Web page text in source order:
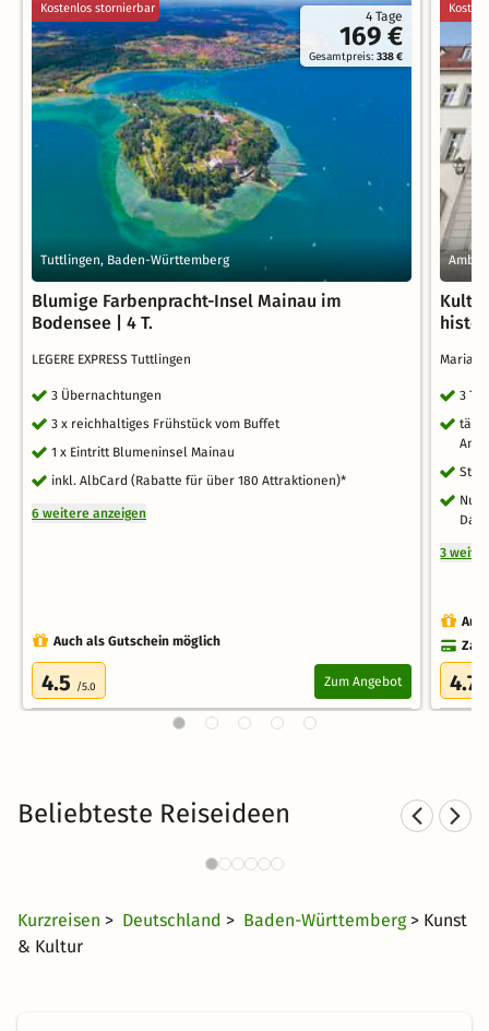
4 Tage
169 €
Gesamtpreis:338 €
Kostenlos stornierbar
Tuttlingen, Baden-Württemberg
Blumige Farbenpracht-Insel Mainau im
Bodensee | 4 T.
LEGERE EXPRESS Tuttlingen
3 Übernachtungen
3 x reichhaltiges Frühstück vom Buffet
1 x Eintritt Blumeninsel Mainau
inkl. AlbCard (Rabatte für über 180 Attraktionen)*
6 weitere anzeigen
Auch als Gutschein möglich
4.5 /5.0 Zum Angebot
3
3
4.7
Beliebteste Reiseideen
Städtereisen nach Baden-
Kurzreisen > Deutschland > Baden-Württemberg > Kunst
& Kultur